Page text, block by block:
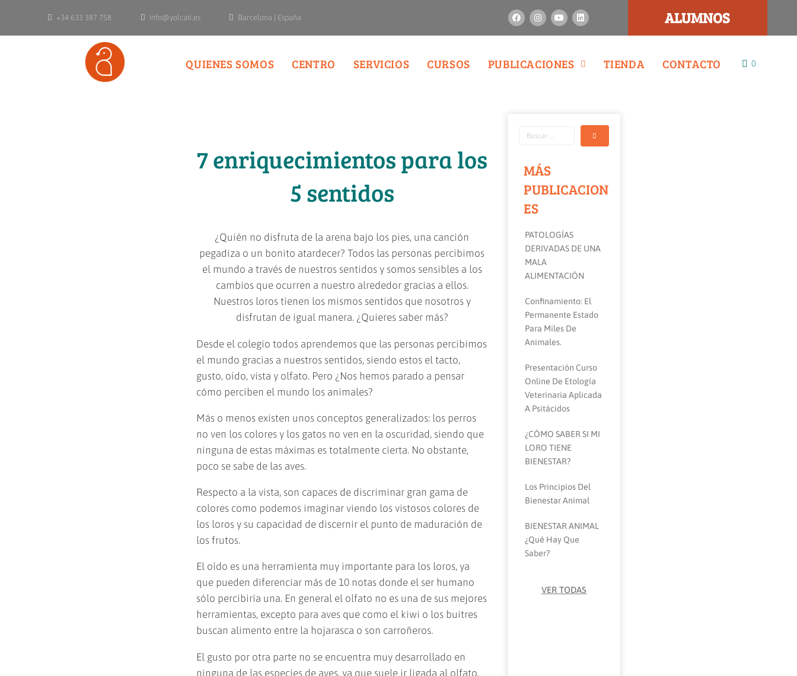
+34 633 387 758 info@yolcati.es Barcelona | España ALUMNOS
QUIENES SOMOS CENTRO SERVICIOS CURSOS PUBLICACIONES TIENDA CONTACTO 0
7 enriquecimientos para los
5 sentidos
¿Quién no disfruta de la arena bajo los pies, una canción
pegadiza o un bonito atardecer? Todos las personas percibimos
el mundo a través de nuestros sentidos y somos sensibles a los
cambios que ocurren a nuestro alrededor gracias a ellos.
Nuestros loros tienen los mismos sentidos que nosotros y
disfrutan de igual manera. ¿Quieres saber más?
Desde el colegio todos aprendemos que las personas percibimos
el mundo gracias a nuestros sentidos, siendo estos el tacto,
gusto, oído, vista y olfato. Pero ¿Nos hemos parado a pensar
cómo perciben el mundo los animales?
Más o menos existen unos conceptos generalizados: los perros
no ven los colores y los gatos no ven en la oscuridad, siendo que
ninguna de estas máximas es totalmente cierta. No obstante,
poco se sabe de las aves.
Respecto a la vista, son capaces de discriminar gran gama de
colores como podemos imaginar viendo los vistosos colores de
los loros y su capacidad de discernir el punto de maduración de
los frutos.
El oído es una herramienta muy importante para los loros, ya
que pueden diferenciar más de 10 notas donde el ser humano
sólo percibiría una. En general el olfato no es una de sus mejores
herramientas, excepto para aves que como el kiwi o los buitres
buscan alimento entre la hojarasca o son carroñeros.
El gusto por otra parte no se encuentra muy desarrollado en
ninguna de las especies de aves, ya que suele ir ligada al olfato.
MÁS
PUBLICACION
ES
PATOLOGÍAS
DERIVADAS DE UNA
MALA
ALIMENTACIÓN
Confinamiento: El
Permanente Estado
Para Miles De
Animales.
Presentación Curso
Online De Etología
Veterinaria Aplicada
A Psitácidos
¿CÓMO SABER SI MI
LORO TIENE
BIENESTAR?
Los Principios Del
Bienestar Animal
BIENESTAR ANIMAL
¿qué Hay Que
Saber?
VER TODAS